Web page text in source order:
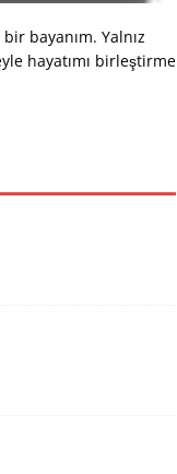
bayanım. Yalnız
hayatımı birleştirme